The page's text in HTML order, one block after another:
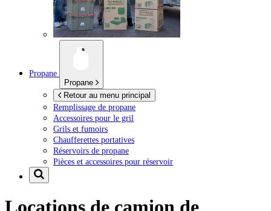
Propane
Propane
Retour au menu principal
Remplissage de propane
Accessoires pour le gril
Grils et fumoirs
Chaufferettes portatives
Réservoirs de propane
Pièces et accessoires pour réservoir